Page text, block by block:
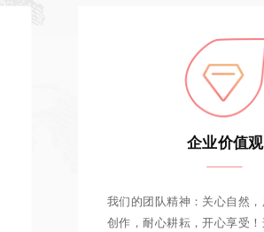
企业价值观
我们的团队精神：关心自然
创作，耐心耕耘，开心享受